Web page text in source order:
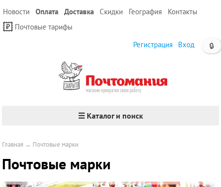
Новости Оплата Доставка Скидки География
Контакты
Почтовые тарифы
🔒
Регистрация Вход
☰ Каталог и поиск
Главная → Почтовые марки
Почтовые марки